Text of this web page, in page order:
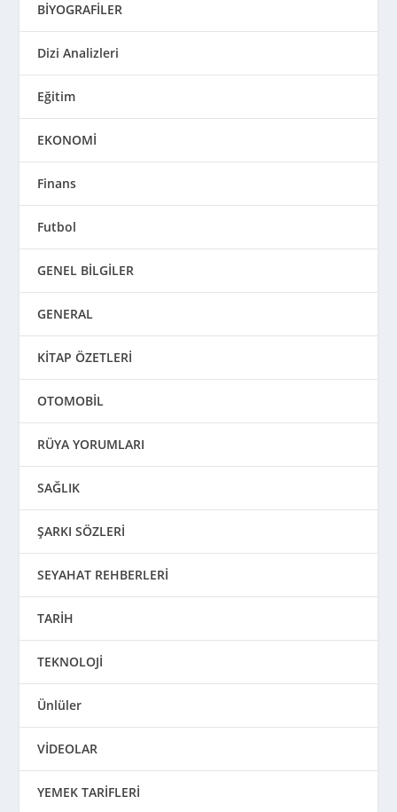
BİYOGRAFİLER
Dizi Analizleri
Eğitim
EKONOMİ
Finans
Futbol
GENEL BİLGİLER
GENERAL
KİTAP ÖZETLERİ
OTOMOBİL
RÜYA YORUMLARI
SAĞLIK
ŞARKI SÖZLERİ
SEYAHAT REHBERLERİ
TARİH
TEKNOLOJİ
Ünlüler
VİDEOLAR
YEMEK TARİFLERİ